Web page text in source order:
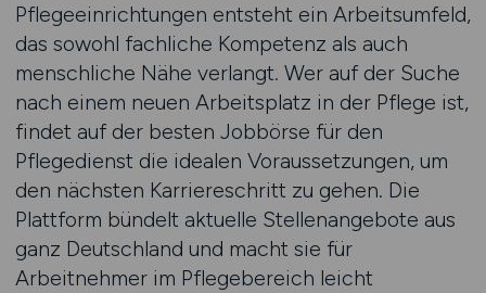
Pflegeeinrichtungen entsteht ein Arbeitsumfeld,
das sowohl fachliche Kompetenz als auch
menschliche Nähe verlangt. Wer auf der Suche
nach einem neuen Arbeitsplatz in der Pflege ist,
findet auf der besten Jobbörse für den
Pflegedienst die idealen Voraussetzungen, um
den nächsten Karriereschritt zu gehen. Die
Plattform bündelt aktuelle Stellenangebote aus
ganz Deutschland und macht sie für
Arbeitnehmer im Pflegebereich leicht